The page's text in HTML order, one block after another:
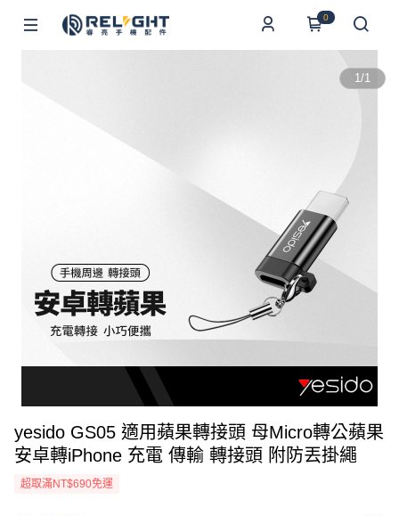
0
1/1
yesido GS05 適用蘋果轉接頭 母Micro轉公蘋果
安卓轉iPhone 充電 傳輸 轉接頭 附防丟掛繩
超取滿NT$690免運